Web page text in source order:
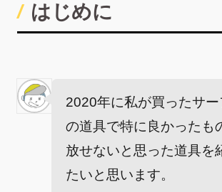
はじめに
2020年に私が買ったサー
の道具で特に良かったも
放せないと思った道具を
たいと思います。